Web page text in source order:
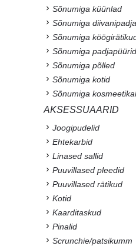
Sõnumiga küünlad
Sõnumiga
Sõnumiga
Sõnumiga padjapüürid
Sõnumiga põlled
Sõnumiga kotid
Sõnumiga
AKSESSUAARID
Joogipudelid
Ehtekarbid
Linased sallid
Puuvillased pleedid
Puuvillased rätikud
Kotid
Kaarditaskud
Pinalid
Scrunchie/patsikumm